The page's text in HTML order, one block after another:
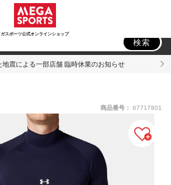
ガスポーツ公式オンラインショップ
ドア
検索
地震による一部店舗 臨時休業のお知らせ
商品番号： 67717801